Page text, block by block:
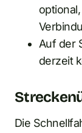
Auf der
derzeit
Die